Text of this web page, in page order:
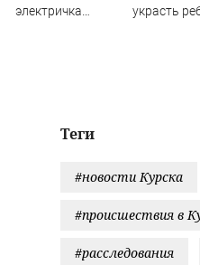
электричка
украсть
Теги
#новости Курска
#происшествия в
#расследования